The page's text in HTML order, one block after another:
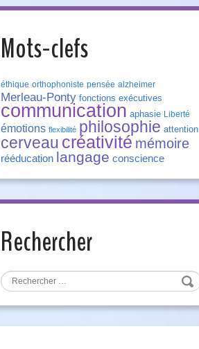
Mots-clefs
éthique orthophoniste pensée alzheimer
Merleau-Ponty fonctions exécutives
communication aphasie Liberté
émotions flexibilité philosophie attention
cerveau créativité mémoire
rééducation langage conscience
Rechercher